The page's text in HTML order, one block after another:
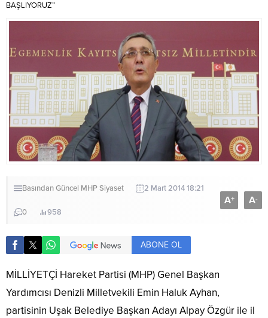
BAŞLIYORUZ”
BasındanGüncel MHPSiyaset 2 Mart 2014 18:21
0 958
A+ A-
ABONE OL
MİLLİYETÇİ Hareket Partisi (MHP) Genel Başkan
Yardımcısı Denizli Milletvekili Emin Haluk Ayhan,
partisinin Uşak Belediye Başkan Adayı Alpay Özgür ile il